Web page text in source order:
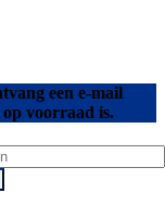
een e-mail
voorraad is.